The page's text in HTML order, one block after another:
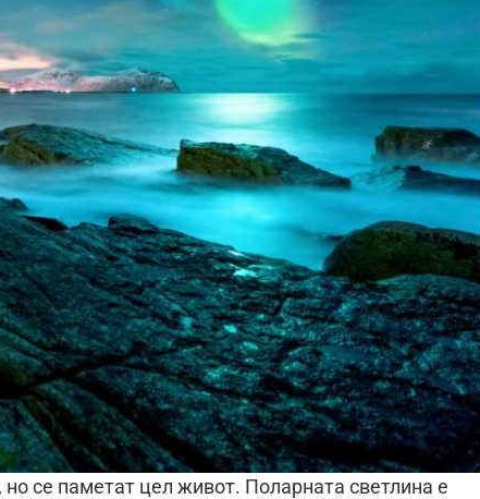
се паметат цел живот. Поларната светлина е